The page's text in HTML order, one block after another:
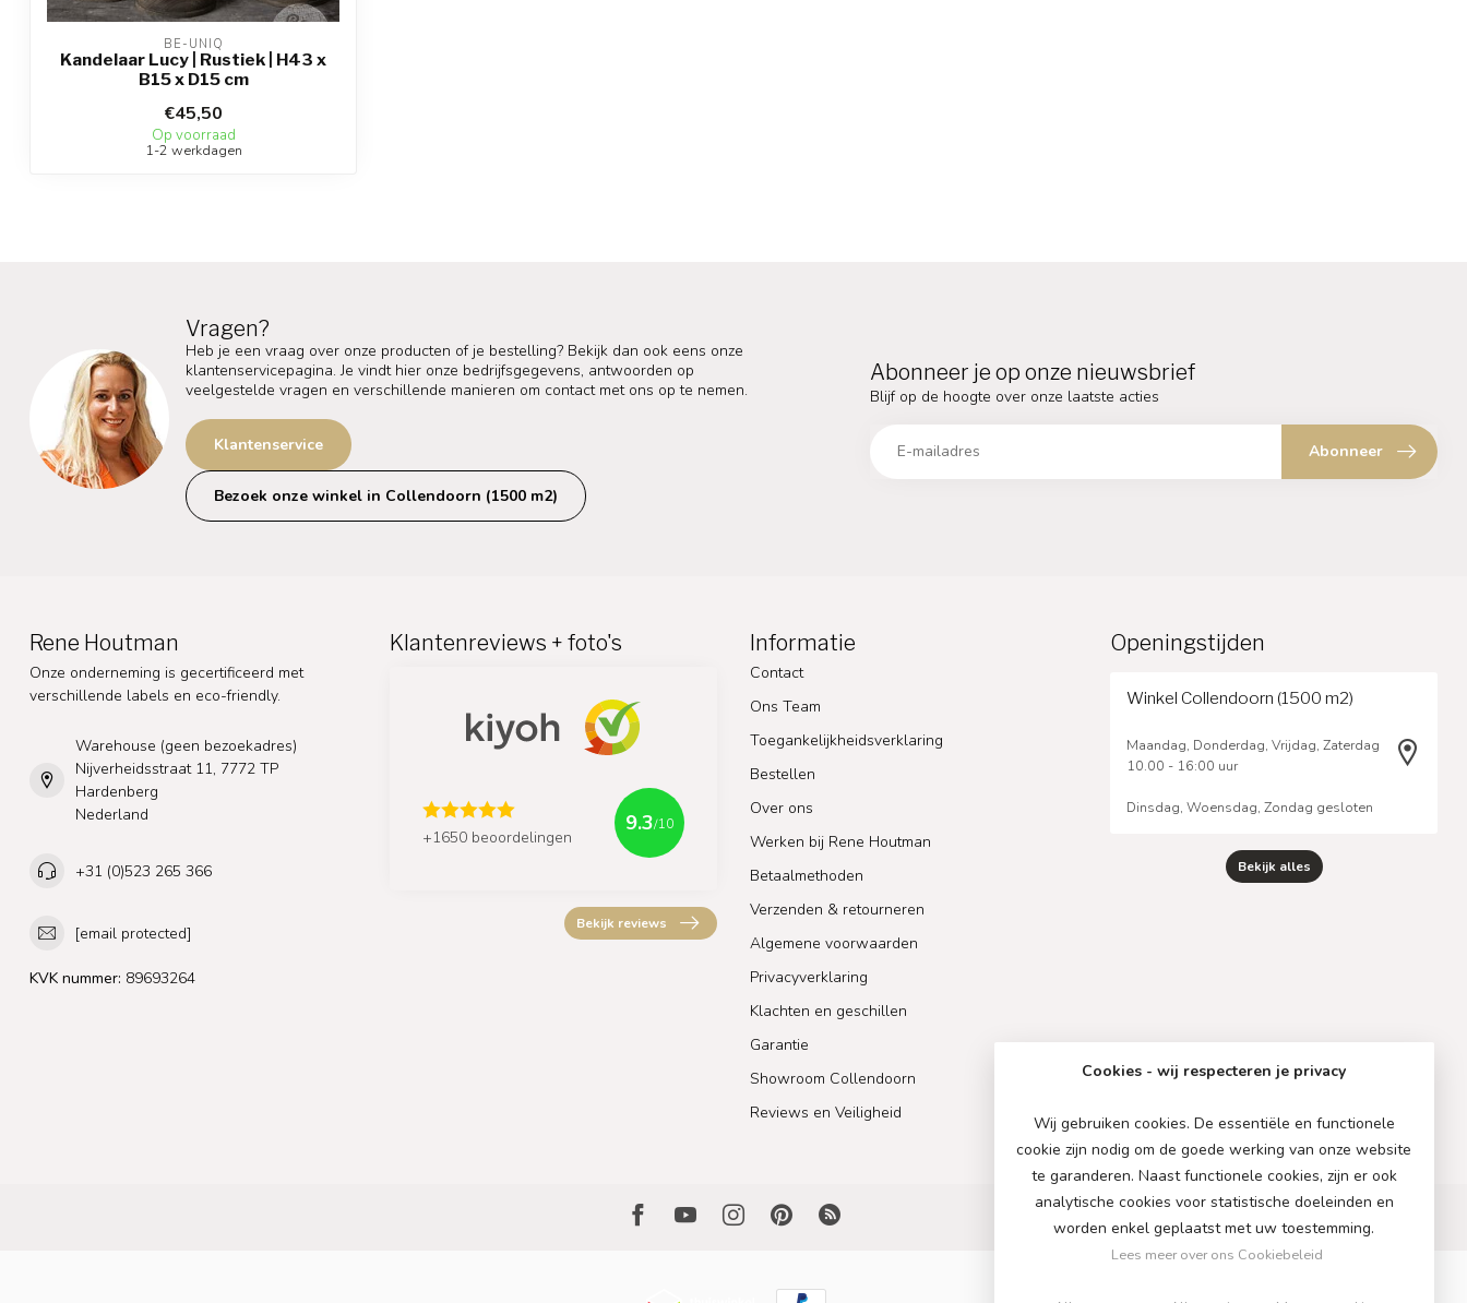
BE-UNIQ
Kandelaar Lucy | Rustiek | H43 x
B15 x D15 cm
€45,50
Op voorraad
1-2 werkdagen
Vragen?
Heb je een vraag over onze producten of je bestelling? Bekijk dan ook eens onze
klantenservicepagina. Je vindt hier onze bedrijfsgegevens, antwoorden op
veelgestelde vragen en verschillende manieren om contact met ons op te nemen.
Klantenservice
Bezoek onze winkel in Collendoorn (1500 m2)
Abonneer je op onze nieuwsbrief
Blijf op de hoogte over onze laatste acties
Abonneer
Rene Houtman
Onze onderneming is gecertificeerd met
verschillende labels en eco-friendly.
Warehouse (geen bezoekadres)
Nijverheidsstraat 11, 7772 TP
Hardenberg
Nederland
+31 (0)523 265 366
[email protected]
KVK nummer: 89693264
Klantenreviews + foto's
+1650 beoordelingen
9.3/10
Bekijk reviews
Informatie
Contact
Ons Team
Toegankelijkheidsverklaring
Bestellen
Over ons
Werken bij Rene Houtman
Betaalmethoden
Verzenden & retourneren
Algemene voorwaarden
Privacyverklaring
Klachten en geschillen
Garantie
Showroom Collendoorn
Reviews en Veiligheid
Openingstijden
Winkel Collendoorn (1500 m2)
Maandag, Donderdag, Vrijdag, Zaterdag
10.00 - 16:00 uur
Dinsdag, Woensdag, Zondag gesloten
Bekijk alles
Cookies - wij respecteren je privacy
Wij gebruiken cookies. De essentiële en functionele
cookie zijn nodig om de goede werking van onze website
te garanderen. Naast functionele cookies, zijn er ook
analytische cookies voor statistische doeleinden en
worden enkel geplaatst met uw toestemming.
Lees meer over ons Cookiebeleid